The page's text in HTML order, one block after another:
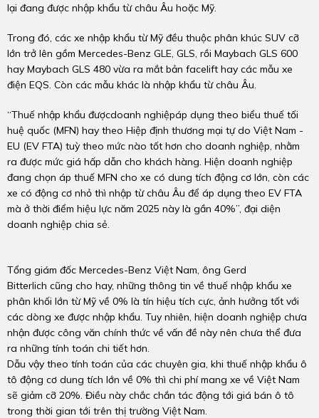
lại đang được nhập khẩu từ châu Âu hoặc Mỹ.
Trong đó, các xe nhập khẩu từ Mỹ đều thuộc phân khúc SUV cỡ
lớn trở lên gồm Mercedes-Benz GLE, GLS, rồi Maybach GLS 600
hay Maybach GLS 480 vừa ra mắt bản facelift hay các mẫu xe
điện EQS. Còn các mẫu khác là nhập khẩu từ châu Âu.
“Thuế nhập khẩu đượcdoanh nghiệpáp dụng theo biểu thuế tối
huệ quốc (MFN) hay theo Hiệp định thương mại tự do Việt Nam -
EU (EV FTA) tuỳ theo mức nào tốt hơn cho doanh nghiệp, nhằm
ra được mức giá hấp dẫn cho khách hàng. Hiện doanh nghiệp
đang chọn áp thuế MFN cho xe có dung tích động cơ lớn, còn các
xe có động cơ nhỏ thì nhập từ châu Âu để áp dụng theo EV FTA
mà ở thời điểm hiệu lực năm 2025 này là gần 40%”, đại diện
doanh nghiệp chia sẻ.
Tổng giám đốc Mercedes-Benz Việt Nam, ông Gerd
Bitterlich cũng cho hay, những thông tin về thuế nhập khẩu xe
phân khối lớn từ Mỹ về 0% là tín hiệu tích cực, ảnh hưởng tốt với
các dòng xe được nhập khẩu. Tuy nhiên, hiện doanh nghiệp chưa
nhận được công văn chính thức về vấn đề này nên chưa thể đưa
ra những tính toán chi tiết hơn.
Dẫu vậy theo tính toán của các chuyên gia, khi thuế nhập khẩu ô
tô động cơ dung tích lớn về 0% thì chi phí mang xe về Việt Nam
sẽ giảm cỡ 20%. Điều này chắc chắn tác động tới giá bán ô tô
trong thời gian tới trên thị trường Việt Nam.